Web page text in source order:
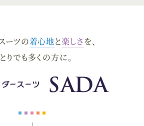
ー
ス
ー
ー
ス
ー
ー
ス
ス
ーツの着心地と楽しさ を、
りでも多くの方に。